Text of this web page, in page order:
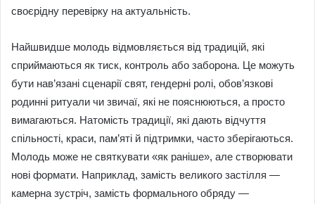
своєрідну перевірку на актуальність.
Найшвидше молодь відмовляється від традицій, які
сприймаються як тиск, контроль або заборона. Це можуть
бути нав’язані сценарії свят, гендерні ролі, обов’язкові
родинні ритуали чи звичаї, які не пояснюються, а просто
вимагаються. Натомість традиції, які дають відчуття
спільності, краси, пам’яті й підтримки, часто зберігаються.
Молодь може не святкувати «як раніше», але створювати
нові формати. Наприклад, замість великого застілля —
камерна зустріч, замість формального обряду —